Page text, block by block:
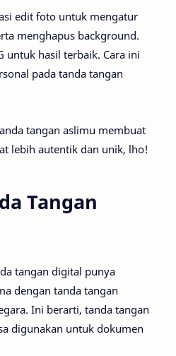
edit foto untuk mengatur
menghapus background.
untuk hasil terbaik. Cara ini
pada tanda tangan
tangan aslimu membuat
lebih autentik dan unik, lho!
Tangan
tangan digital punya
dengan tanda tangan
Ini berarti, tanda tangan
digunakan untuk dokumen